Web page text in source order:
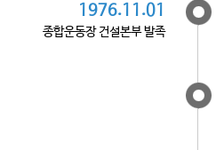
1976.11.01
종합운동장 건설본부 발족